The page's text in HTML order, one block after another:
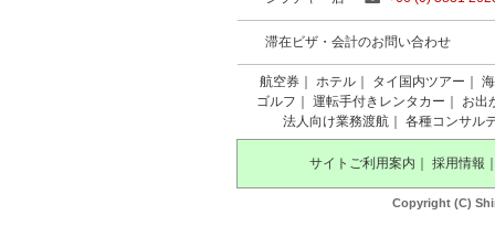
滞在ビザ・会計のお問い合わせ
航空券 ホテル タイ国内ツアー
ゴルフ
運転手付きレンタカー
お出
法人向け業務渡航
各種コンサル
サイトご利用案内 採用情報
Copyright (C)